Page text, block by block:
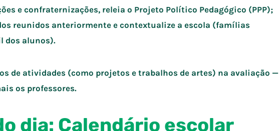
e confraternizações, releia o Projeto Político Pedagógico (PPP);
reunidos anteriormente e contextualize a escola (famílias
dos alunos).
de atividades (como projetos e trabalhos de artes) na avaliação —
os professores.
dia: Calendário escolar